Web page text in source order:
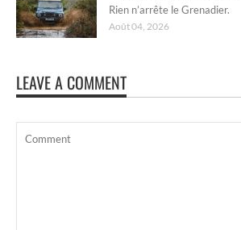
Rien n’arrête le Grenadier.
Août 04, 2026
LEAVE A COMMENT